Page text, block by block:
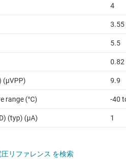
4
3.55
5.5
0.82
(µVPP) 9.9
range (°C) -40
(typ) (µA) 1
リファレンス を検索